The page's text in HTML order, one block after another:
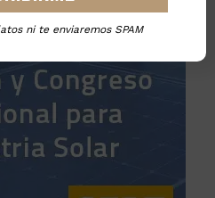
ni te enviaremos SPAM